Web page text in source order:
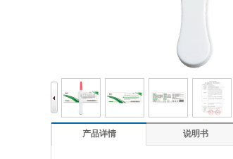
产品详情 说明书